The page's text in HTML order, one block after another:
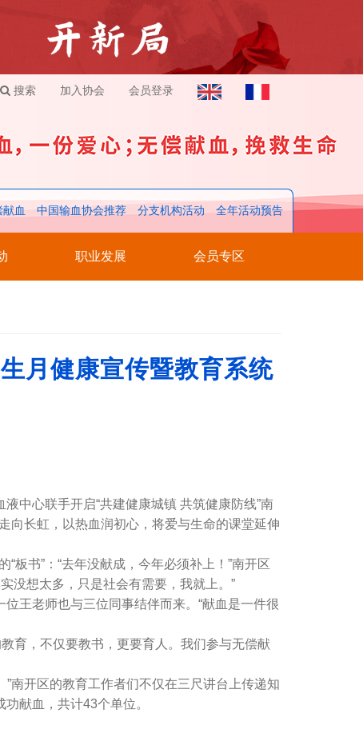
搜索 加入协会 会员登录
献血 中国输血协会推荐 分支机构活动 全年活动预告
职业发展 会员专区
月健康宣传暨教育系统
中心联手开启“共建健康城镇 共筑健康防线”南
向长虹，以热血润初心，将爱与生命的课堂延伸
书”：“去年没献成，今年必须补上！”南开区
没想太多，只是社会有需要，我就上。”
王老师也与三位同事结伴而来。“献血是一件很
育，不仅要教书，更要育人。我们参与无偿献
南开区的教育工作者们不仅在三尺讲台上传递知
献血，共计43个单位。